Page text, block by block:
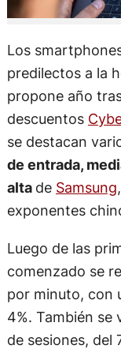
Los
predilectos a la
propone año
descuentos
se destacan
de entrada,
alta de Samsung,
exponentes
Luego de las
comenzado se
por minuto, con
4%. También se
de sesiones, del